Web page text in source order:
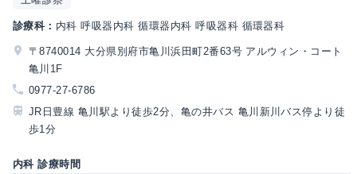
診療科： 内科 呼吸器内科 循環器内科 呼吸器科 循環器科
〒8740014 大分県別府市亀川浜田町2番63号 アルウィン・コート
亀川1F
0977-27-6786
JR日豊線 亀川駅より徒歩2分、亀の井バス 亀川新川バス停より徒
歩1分
内科 診療時間